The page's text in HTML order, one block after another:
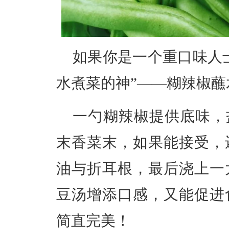
如果你是一个重口味人
水煮菜的神”——糊辣椒
一勺糊辣椒提供底味
末香菜末，如果能接受
油与折耳根，最后浇上
豆汤增添口感，又能促
简直完美！